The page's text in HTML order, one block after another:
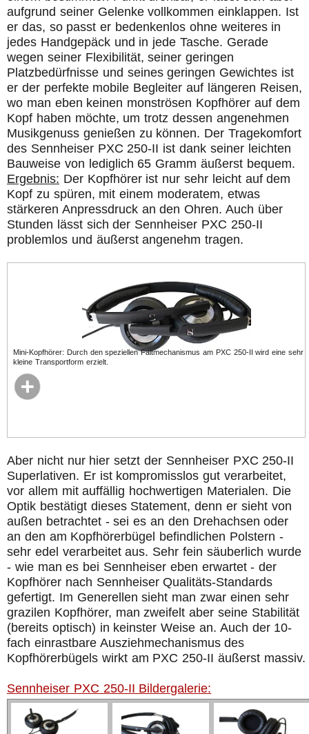
aufgrund seiner Gelenke vollkommen einklappen. Ist
er das, so passt er bedenkenlos ohne weiteres in
jedes Handgepäck und in jede Tasche. Gerade
wegen seiner Flexibilität, seiner geringen
Platzbedürfnisse und seines geringen Gewichtes ist
er der perfekte mobile Begleiter auf längeren Reisen,
wo man eben keinen monströsen Kopfhörer auf dem
Kopf haben möchte, um trotz dessen angenehmen
Musikgenuss genießen zu können. Der Tragekomfort
des Sennheiser PXC 250-II ist dank seiner leichten
Bauweise von lediglich 65 Gramm äußerst bequem.
Ergebnis: Der Kopfhörer ist nur sehr leicht auf dem
Kopf zu spüren, mit einem moderatem, etwas
stärkeren Anpressdruck an den Ohren. Auch über
Stunden lässt sich der Sennheiser PXC 250-II
problemlos und äußerst angenehm tragen.
Mini-Kopfhörer: Durch den speziellen Faltmechanismus am PXC 250-II wird eine sehr
kleine Transportform erzielt.
Aber nicht nur hier setzt der Sennheiser PXC 250-II
Superlativen. Er ist kompromisslos gut verarbeitet,
vor allem mit auffällig hochwertigen Materialen. Die
Optik bestätigt dieses Statement, denn er sieht von
außen betrachtet - sei es an den Drehachsen oder
an den am Kopfhörerbügel befindlichen Polstern -
sehr edel verarbeitet aus. Sehr fein säuberlich wurde
- wie man es bei Sennheiser eben erwartet - der
Kopfhörer nach Sennheiser Qualitäts-Standards
gefertigt. Im Generellen sieht man zwar einen sehr
grazilen Kopfhörer, man zweifelt aber seine Stabilität
(bereits optisch) in keinster Weise an. Auch der 10-
fach einrastbare Ausziehmechanismus des
Kopfhörerbügels wirkt am PXC 250-II äußerst massiv.
Sennheiser PXC 250-II Bildergalerie: